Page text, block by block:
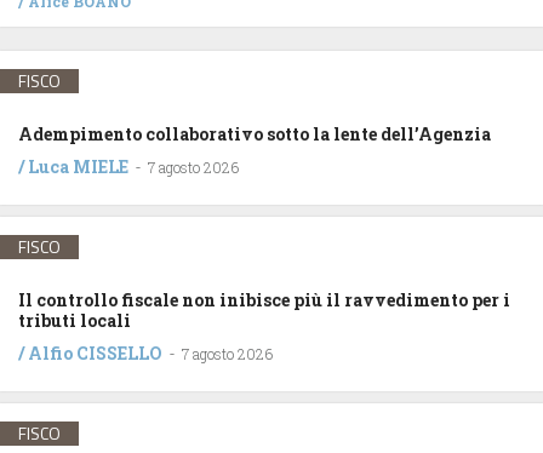
FISCO
Adempimento collaborativo sotto la lente dell’Agenzia
/Luca MIELE - 7 agosto 2026
FISCO
Il controllo fiscale non inibisce più il ravvedimento per i
tributi locali
/Alfio CISSELLO - 7 agosto 2026
FISCO